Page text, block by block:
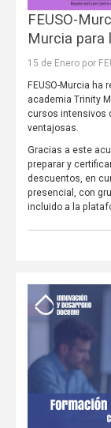
FEUSO-
Murcia para
15 de Enero por
FEUSO-Murcia ha
academia Trinity
cursos intensivos
ventajosas.
Gracias a este
preparar y
descuentos, en
presencial, con
incluido a la